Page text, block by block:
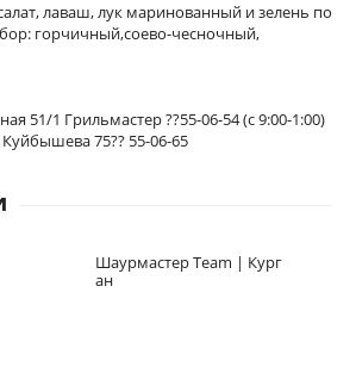
лаваш, лук маринованный и зелень по
горчичный,соево-чесночный,
51/1 Грильмастер ??55-06-54 (с 9:00-1:00)
Куйбышева 75?? 55-06-65
Шаурмастер Team | Кург
ан